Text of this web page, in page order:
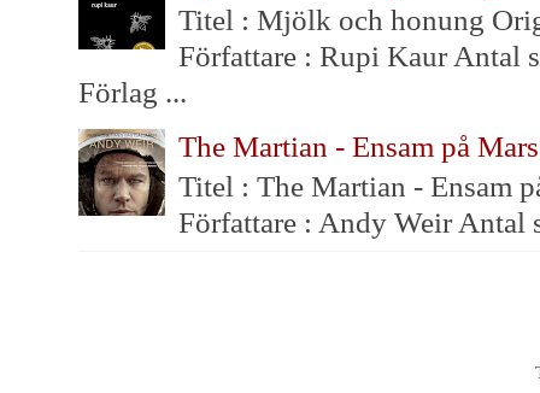
Titel : Mjölk och honung
Författare : Rupi Kaur Antal
Förlag ...
The Martian - Ensam på
Titel : The Martian - Ensam
Författare : Andy Weir Antal